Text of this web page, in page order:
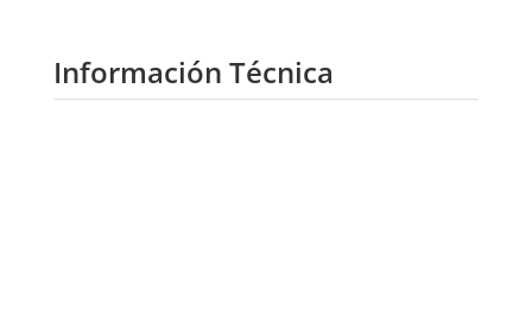
Información Técnica